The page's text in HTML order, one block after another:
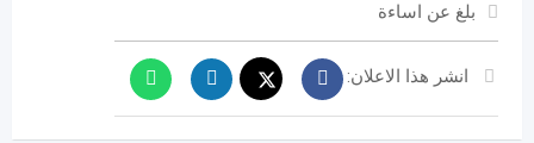
بلغ عن اساءة
انشر هذا الاعلان: